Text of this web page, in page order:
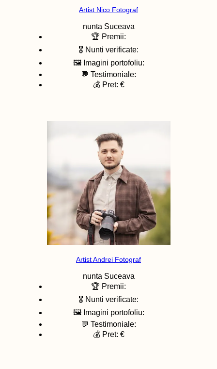
Artist Nico Fotograf
nunta Suceava
🏆 Premii:
🎖️ Nunti verificate:
🖼️ Imagini portofoliu:
💬 Testimoniale:
💰 Pret: €
Artist Andrei Fotograf
nunta Suceava
🏆 Premii:
🎖️ Nunti verificate:
🖼️ Imagini portofoliu:
💬 Testimoniale:
💰 Pret: €